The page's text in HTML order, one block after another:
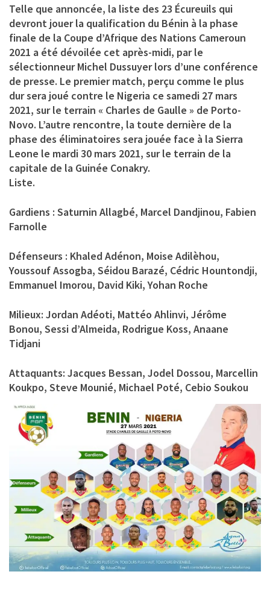
Telle que annoncée, la liste des 23 Écureuils qui
devront jouer la qualification du Bénin à la phase
finale de la Coupe d’Afrique des Nations Cameroun
2021 a été dévoilée cet après-midi, par le
sélectionneur Michel Dussuyer lors d’une conférence
de presse. Le premier match, perçu comme le plus
dur sera joué contre le Nigeria ce samedi 27 mars
2021, sur le terrain « Charles de Gaulle » de Porto-
Novo. L’autre rencontre, la toute dernière de la
phase des éliminatoires sera jouée face à la Sierra
Leone le mardi 30 mars 2021, sur le terrain de la
capitale de la Guinée Conakry.
Liste.
Gardiens : Saturnin Allagbé, Marcel Dandjinou, Fabien
Farnolle
Défenseurs : Khaled Adénon, Moise Adilèhou,
Youssouf Assogba, Séidou Barazé, Cédric Hountondji,
Emmanuel Imorou, David Kiki, Yohan Roche
Milieux: Jordan Adéoti, Mattéo Ahlinvi, Jérôme
Bonou, Sessi d’Almeida, Rodrigue Koss, Anaane
Tidjani
Attaquants: Jacques Bessan, Jodel Dossou, Marcellin
Koukpo, Steve Mounié, Michael Poté, Cebio Soukou